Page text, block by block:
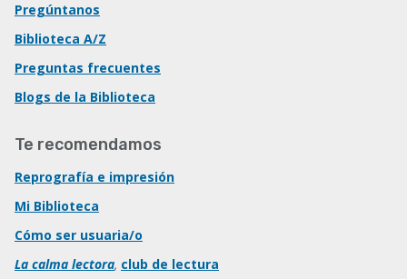
Pregúntanos
Biblioteca A/Z
Preguntas frecuentes
Blogs de la Biblioteca
Te recomendamos
Reprografía e impresión
Mi Biblioteca
Cómo ser usuaria/o
La calma lectora, club de lectura